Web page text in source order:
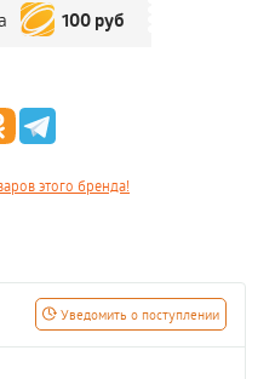
100 руб
этого бренда!
Уведомить о поступлении